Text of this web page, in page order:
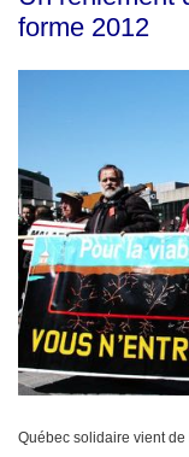
forme 2012
Québec solidaire vient